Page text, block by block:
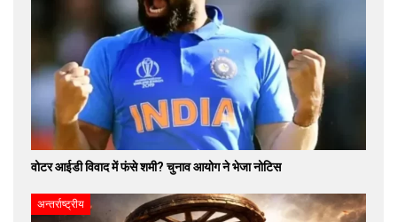
वोटर आईडी विवाद में फंसे शमी? चुनाव आयोग ने भेजा नोटिस
अन्तर्राष्ट्रीय